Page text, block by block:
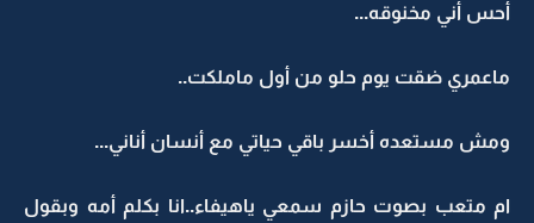
أحس أني مخنوقه...
ماعمري ضقت يوم حلو من أول ماملكت..
ومش مستعده أخسر باقي حياتي مع أنسان أناني...
ام متعب بصوت حازم سمعي ياهيفاء..انا بكلم أمه وبقول